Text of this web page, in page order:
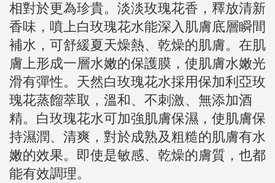
相對於更為珍貴。淡淡玫瑰花香，釋放清新
香味，噴上白玫瑰花水能深入肌膚底層瞬間
補水，可舒緩夏天燥熱、乾燥的肌膚。在肌
膚上形成一層水嫩的保護膜，使肌膚水嫩光
滑有彈性。天然白玫瑰花水採用保加利亞玫
瑰花蒸餾萃取，溫和、不刺激、無添加酒
精。白玫瑰花水可加強肌膚保濕，使肌膚保
持濕潤、清爽，對於成熟及粗糙的肌膚有水
嫩的效果。即使是敏感、乾燥的膚質，也都
能有效調理。